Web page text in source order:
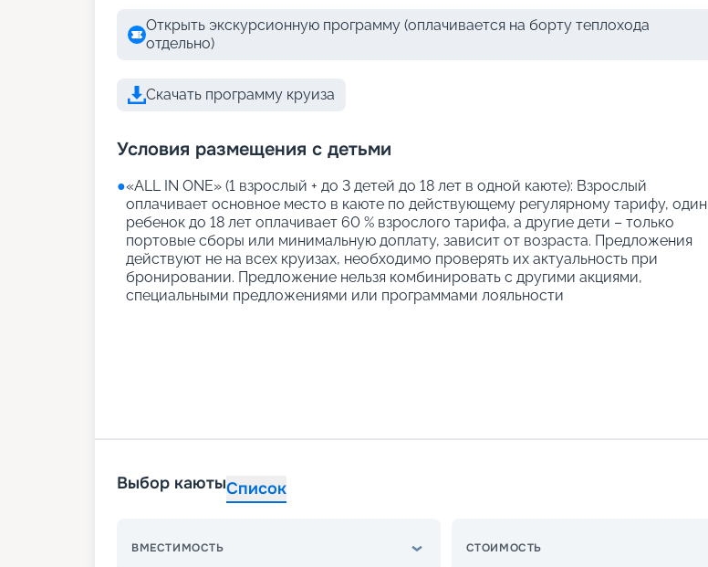
Открыть экскурсионную программу (оплачивается на борту теплохода
отдельно)
Скачать программу круиза
Условия размещения с детьми
●«АLL IN ONE» (1 взрослый + до 3 детей до 18 лет в одной каюте): Взрослый
оплачивает основное место в каюте по действующему регулярному тарифу, один
ребенок до 18 лет оплачивает 60 % взрослого тарифа, а другие дети – только
портовые сборы или минимальную доплату, зависит от возраста. Предложения
действуют не на всех круизах, необходимо проверять их актуальность при
бронировании. Предложение нельзя комбинировать с другими акциями,
специальными предложениями или программами лояльности
Выбор каютыСписок
ВМЕСТИМОСТЬ СТОИМОСТЬ